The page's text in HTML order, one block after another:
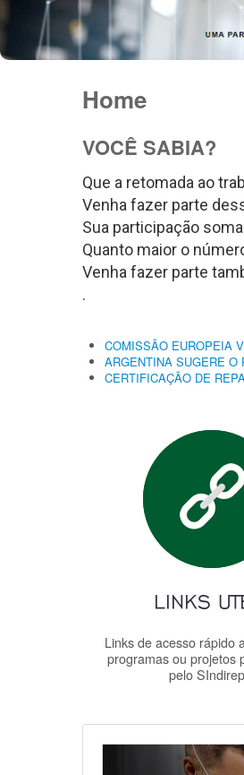
Home
VOCÊ SABIA?
Que a retomada ao
Venha fazer parte
Sua participação
Quanto maior o
Venha fazer parte
.
COMISSÃO EUROPEIA
ARGENTINA SUGERE O
CERTIFICAÇÃO DE
Links de acesso rápido
programas ou projetos
pelo